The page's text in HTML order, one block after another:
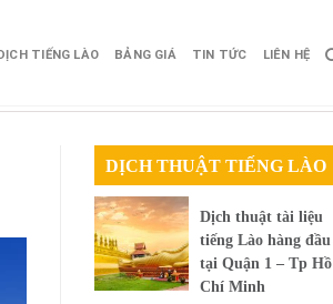
TIẾNG LÀO BẢNG GIÁ TIN TỨC LIÊN HỆ
DỊCH THUẬT TIẾNG LÀO
Dịch thuật tài liệu
tiếng Lào hàng đầu
tại Quận 1 – Tp Hồ
Chí Minh